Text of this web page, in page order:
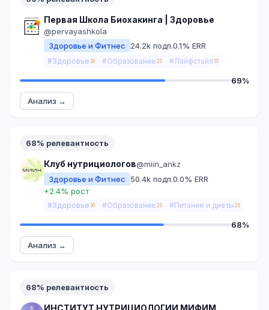
Первая Школа Биохакинга | Здоровье
@pervayashkola
Здоровье и Фитнес
24.2k подп.0.1% ERR
#Здоровье 30 #Образование 25 #Лайфстайл 15
69%
Анализ →
68% релевантность
Клуб нутрициологов@miin_ankz
Здоровье и Фитнес
50.4k подп.0.0% ERR
+2.4% рост
#Здоровье 30 #Образование 25 #Питание и диеты 20
68%
Анализ →
68% релевантность
ИНСТИТУТ НУТРИЦИОЛОГИИ МИФИМ